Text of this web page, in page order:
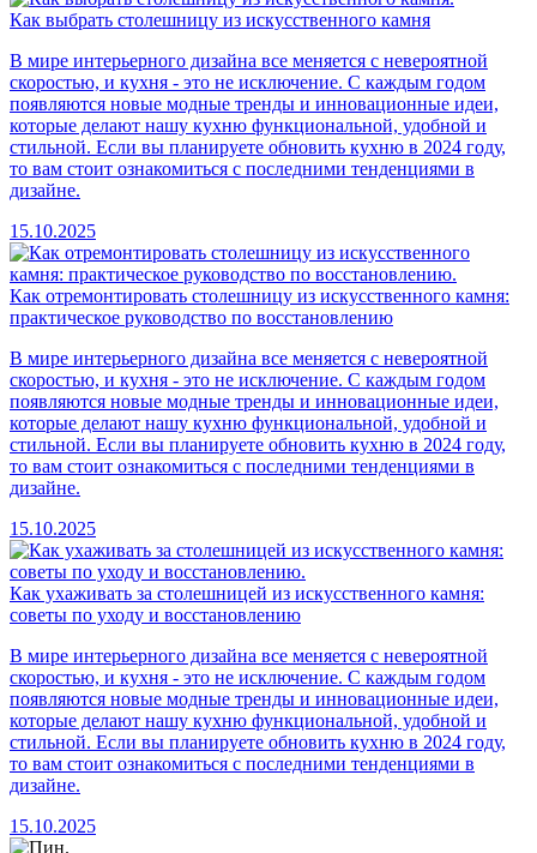
Как выбрать столешницу из искусственного камня
В мире интерьерного дизайна все меняется с невероятной
скоростью, и кухня - это не исключение. С каждым годом
появляются новые модные тренды и инновационные идеи,
которые делают нашу кухню функциональной, удобной и
стильной. Если вы планируете обновить кухню в 2024 году,
то вам стоит ознакомиться с последними тенденциями в
дизайне.
15.10.2025
Как отремонтировать столешницу из искусственного камня:
практическое руководство по восстановлению
В мире интерьерного дизайна все меняется с невероятной
скоростью, и кухня - это не исключение. С каждым годом
появляются новые модные тренды и инновационные идеи,
которые делают нашу кухню функциональной, удобной и
стильной. Если вы планируете обновить кухню в 2024 году,
то вам стоит ознакомиться с последними тенденциями в
дизайне.
15.10.2025
Как ухаживать за столешницей из искусственного камня:
советы по уходу и восстановлению
В мире интерьерного дизайна все меняется с невероятной
скоростью, и кухня - это не исключение. С каждым годом
появляются новые модные тренды и инновационные идеи,
которые делают нашу кухню функциональной, удобной и
стильной. Если вы планируете обновить кухню в 2024 году,
то вам стоит ознакомиться с последними тенденциями в
дизайне.
15.10.2025